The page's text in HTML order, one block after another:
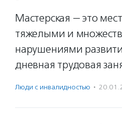
Мастерская — это
тяжелыми и
нарушениями
дневная трудовая
Люди с инвалидностью ·